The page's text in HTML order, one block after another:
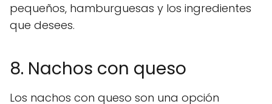
pequeños, hamburguesas y los ingredientes
que desees.
8. Nachos con queso
Los nachos con queso son una opción